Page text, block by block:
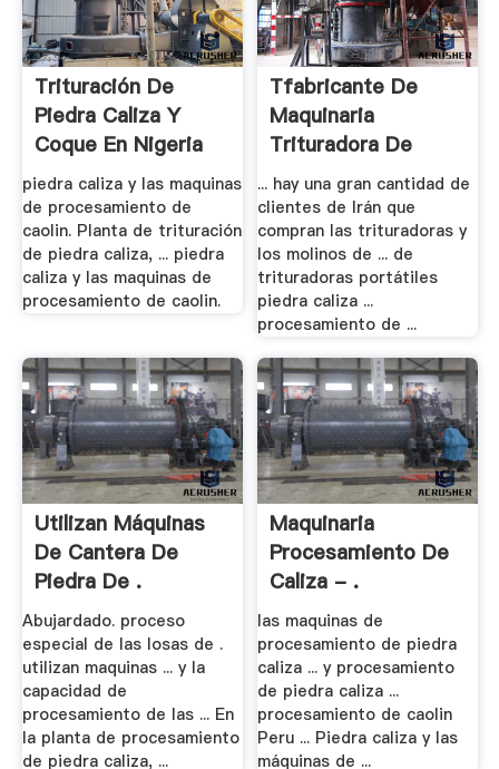
Trituración De
Piedra Caliza Y
Coque En Nigeria
piedra caliza y las maquinas
de procesamiento de
caolin. Planta de trituración
de piedra caliza, ... piedra
caliza y las maquinas de
procesamiento de caolin.
Tfabricante De
Maquinaria
Trituradora De
Piedra ...
... hay una gran cantidad de
clientes de Irán que
compran las trituradoras y
los molinos de ... de
trituradoras portátiles
piedra caliza ...
procesamiento de ...
Utilizan Máquinas
De Cantera De
Piedra De .
Abujardado. proceso
especial de las losas de .
utilizan maquinas ... y la
capacidad de
procesamiento de las ... En
la planta de procesamiento
de piedra caliza, ...
Maquinaria
Procesamiento De
Caliza - .
las maquinas de
procesamiento de piedra
caliza ... y procesamiento
de piedra caliza ...
procesamiento de caolin
Peru ... Piedra caliza y las
máquinas de ...